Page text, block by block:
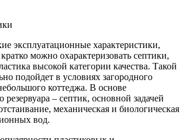
эксплуатационные характеристики,
можно охарактеризовать септики,
высокой категории качества. Такой
подойдет в условиях загородного
коттеджа. В основе
резервуара – септик, основной задачей
механическая и биологическая
вод.